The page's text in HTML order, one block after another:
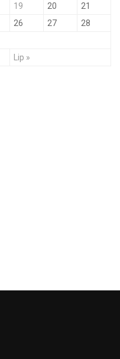
Lip »
19 20
21
26 27
28